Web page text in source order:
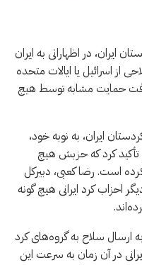
ایران، در اظهاراتی به ایران
از اسرائیل یا ایالات متحده
حمایت مشابه توسط هیچ
ایران، به نوبه خود،
کرد که حزبش هیچ
است. رضا کعبی، دبیرکل
احزاب کرد ایرانی هیچ گونه
ارسال سلاح به گروه‌های کرد
در آن زمان به سرعت این